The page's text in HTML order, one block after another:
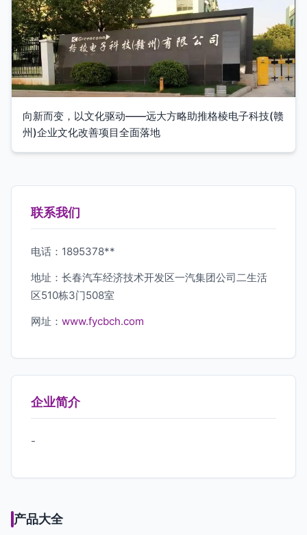
向新而变，以文化驱动——远大方略助推格棱电子科技(赣
州)企业文化改善项目全面落地
联系我们
电话：1895378**
地址：长春汽车经济技术开发区一汽集团公司二生活
区510栋3门508室
网址： www.fycbch.com
企业简介
-
产品大全